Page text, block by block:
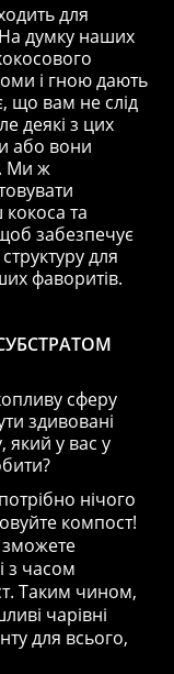
для
думку наших
і гною дають
що вам не слід
деякі з цих
або вони
Ми ж
та
забезпечує
для
фаворитів.
сферу
здивовані
який у вас у
нічого
компост!
зможете
з часом
Таким чином,
чарівні
для всього,